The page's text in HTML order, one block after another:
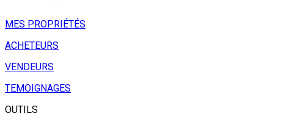
MES PROPRIÉTÉS
ACHETEURS
VENDEURS
TEMOIGNAGES
OUTILS